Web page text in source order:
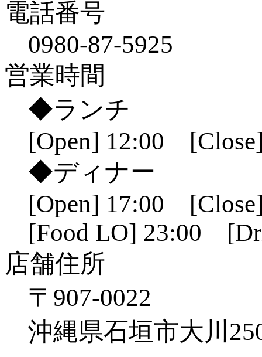
電話番号
0980-87-5925
営業時間
◆ランチ
[Open] 12:00
◆ディナー
[Open] 17:00
[Food LO] 23:00
店舗住所
〒907-0022
沖縄県石垣市大川